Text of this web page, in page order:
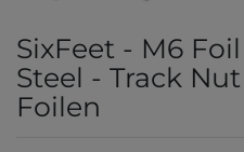
SixFeet - M6
Steel - Track
Foilen